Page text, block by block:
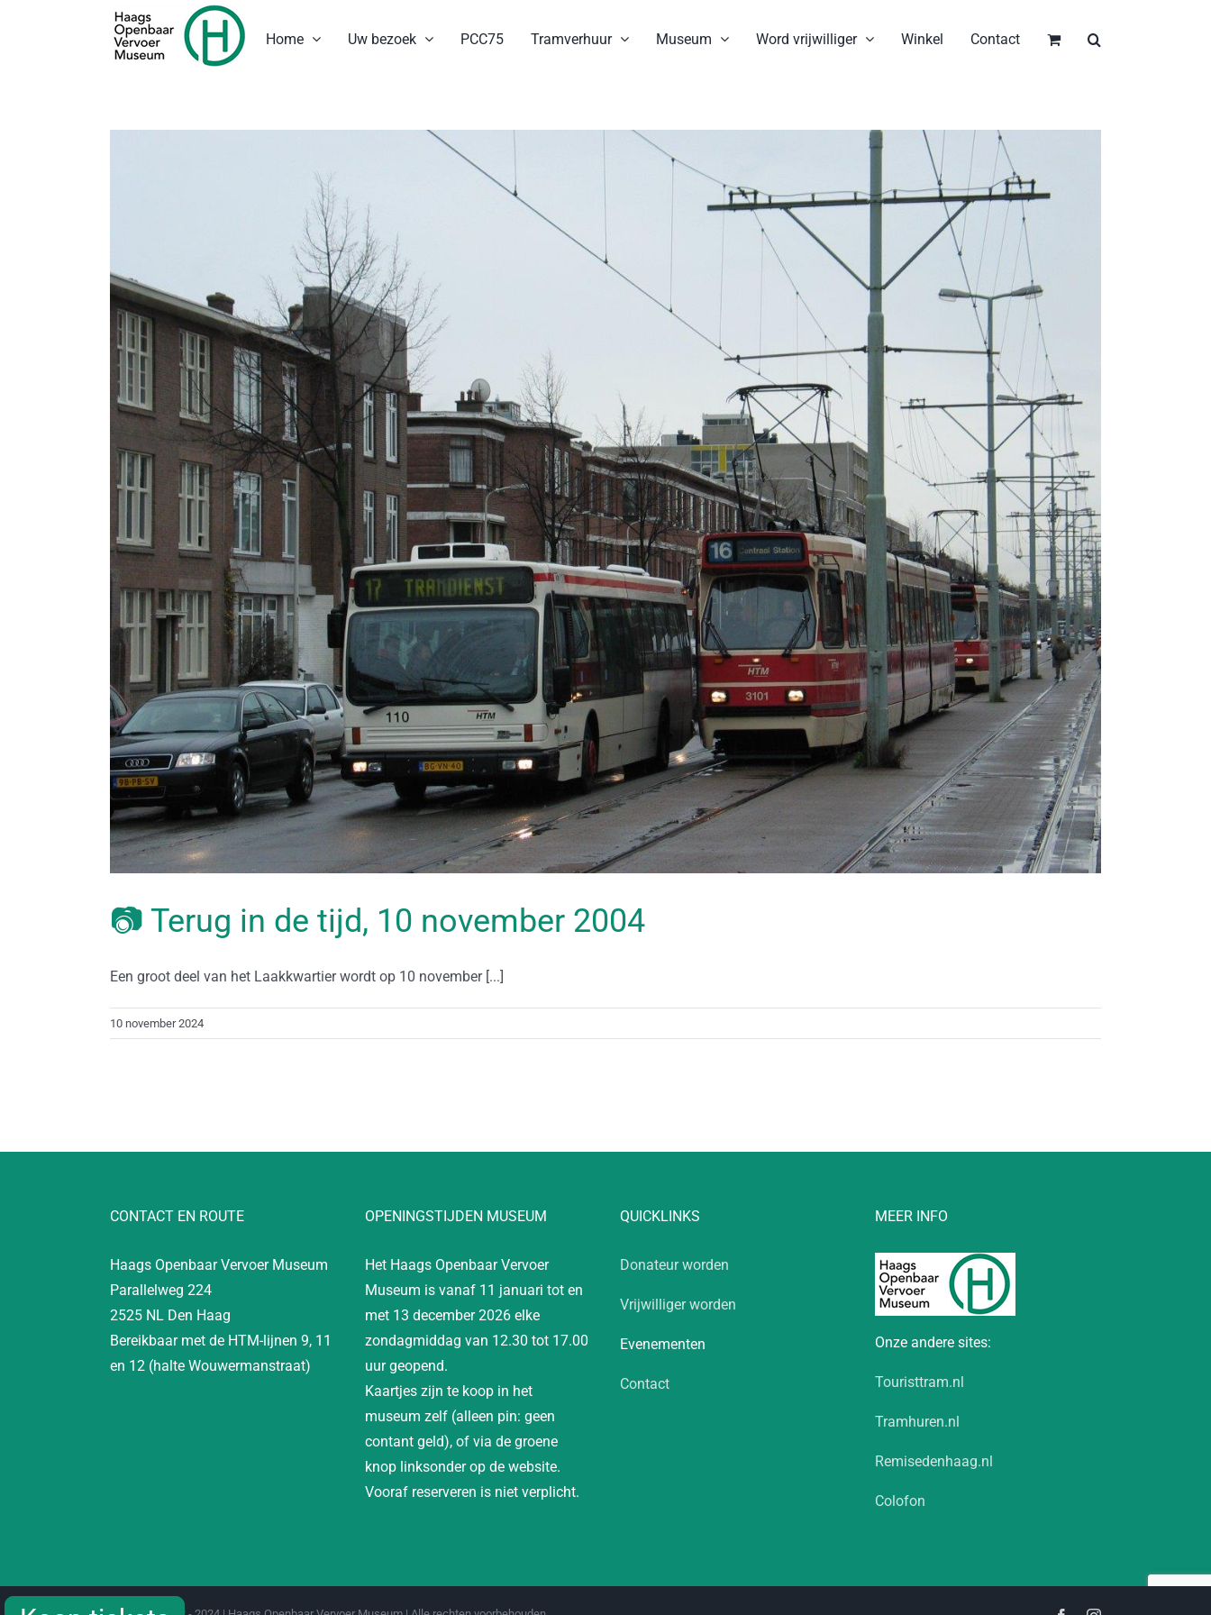
Home Uw bezoek PCC75 Tramverhuur Museum Word vrijwilliger Winkel Contact
📷 Terug in de tijd, 10 november 2004
Een groot deel van het Laakkwartier wordt op 10 november [...]
10 november 2024
CONTACT EN ROUTE
Haags Openbaar Vervoer Museum
Parallelweg 224
2525 NL Den Haag
Bereikbaar met de HTM-lijnen 9, 11
en 12 (halte Wouwermanstraat)
OPENINGSTIJDEN MUSEUM
Het Haags Openbaar Vervoer
Museum is vanaf 11 januari tot en
met 13 december 2026 elke
zondagmiddag van 12.30 tot 17.00
uur geopend.
Kaartjes zijn te koop in het
museum zelf (alleen pin: geen
contant geld), of via de groene
knop linksonder op de website.
Vooraf reserveren is niet verplicht.
QUICKLINKS
Donateur worden
Vrijwilliger worden
Evenementen
Contact
MEER INFO
Onze andere sites:
Touristtram.nl
Tramhuren.nl
Remisedenhaag.nl
Colofon